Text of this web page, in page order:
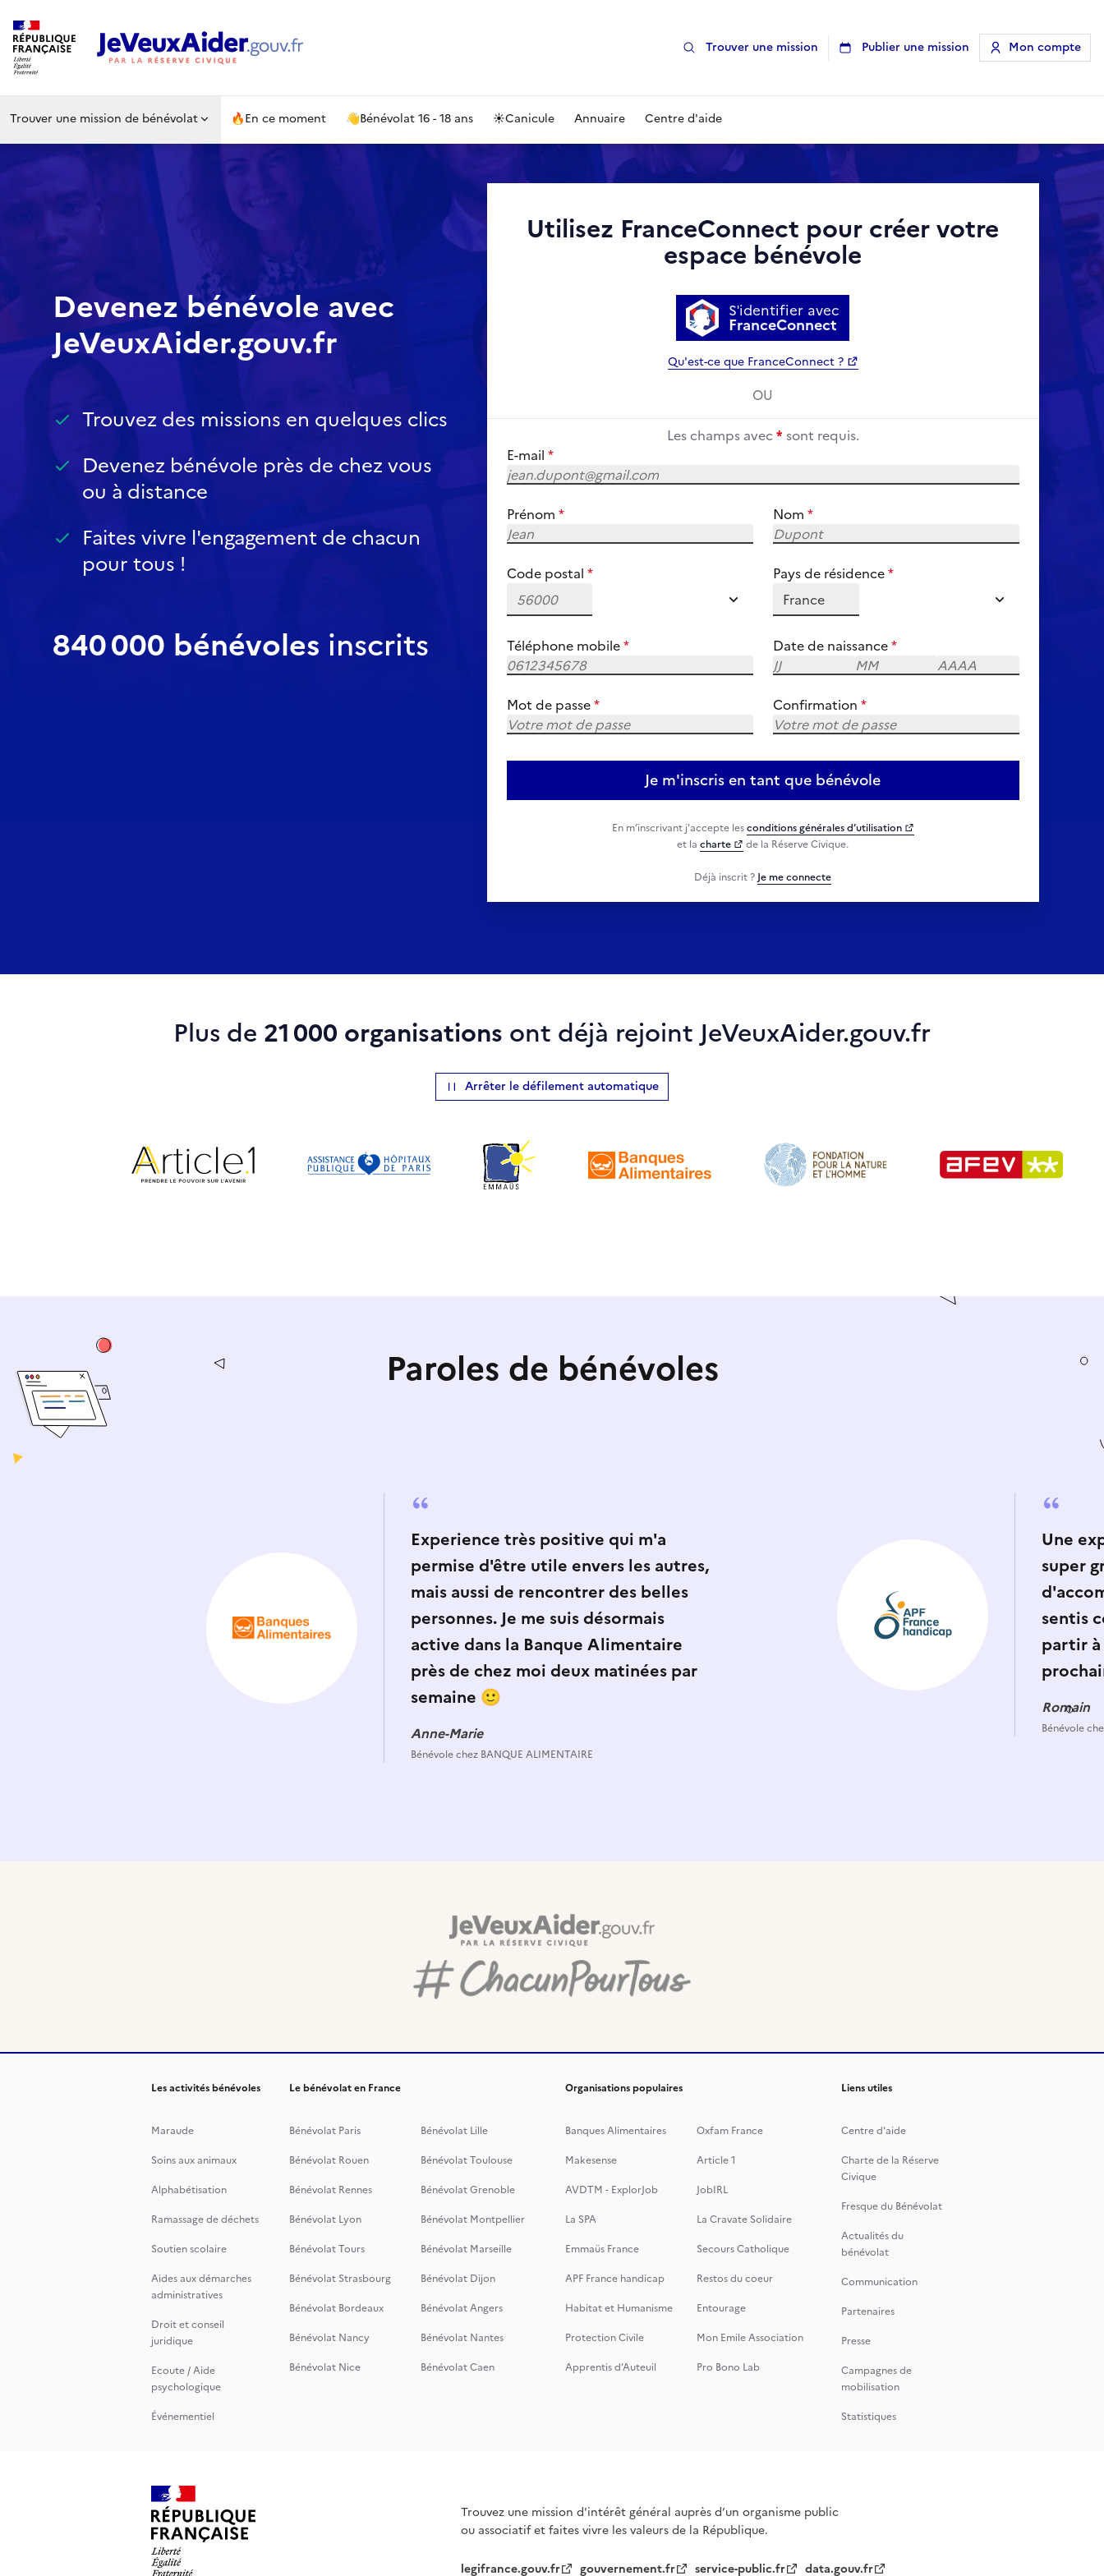
Trouver une mission Publier une mission Mon compte
Trouver une mission de bénévolat 🔥En ce moment 👋Bénévolat 16 - 18 ans ☀️Canicule Annuaire Centre d'aide
Devenez bénévole avec
JeVeuxAider.gouv.fr
Trouvez des missions en quelques clics
Devenez bénévole près de chez vous
ou à distance
Faites vivre l'engagement de chacun
pour tous !
840 000 bénévoles inscrits
Utilisez FranceConnect pour créer votre
espace bénévole
S'identifier avec
FranceConnect
Qu'est-ce que FranceConnect ?
OU
Les champs avec*sont requis.
E-mail *
Prénom * Nom *
Code postal *
56000
Pays de résidence*
France
option sélectionnée
Téléphone mobile* Date de naissance*
Mot de passe* Confirmation *
Je m'inscris en tant que bénévole
En m’inscrivant j'accepte lesconditions générales d’utilisation
et lacharte de la Réserve Civique.
Déjà inscrit ?Je me connecte
Plus de 21 000 organisations ont déjà rejoint JeVeuxAider.gouv.fr
Arrêter le défilement automatique
Paroles de bénévoles
Experience très positive qui m'a
permise d'être utile envers les autres,
mais aussi de rencontrer des belles
personnes. Je me suis désormais
active dans la Banque Alimentaire
près de chez moi deux matinées par
semaine 🙂
Anne-Marie
Bénévole chez BANQUE ALIMENTAIRE
Une
super
sentis
partir à
Romain
Bénévole
Les activités bénévoles
Maraude
Soins aux animaux
Alphabétisation
Ramassage de déchets
Soutien scolaire
Aides aux démarches
administratives
Droit et conseil
juridique
Ecoute / Aide
psychologique
Événementiel
Le bénévolat en France
Bénévolat Paris
Bénévolat Lille
Bénévolat Rouen
Bénévolat Toulouse
Bénévolat Rennes
Bénévolat Grenoble
Bénévolat Lyon
Bénévolat Montpellier
Bénévolat Tours
Bénévolat Marseille
Bénévolat Strasbourg
Bénévolat Dijon
Bénévolat Bordeaux
Bénévolat Angers
Bénévolat Nancy
Bénévolat Nantes
Bénévolat Nice
Bénévolat Caen
Organisations populaires
Banques Alimentaires
Oxfam France
Makesense
Article 1
AVDTM - ExplorJob
JobIRL
La SPA
La Cravate Solidaire
Emmaüs France
Secours Catholique
APF France handicap
Restos du coeur
Habitat et Humanisme
Entourage
Protection Civile
Mon Emile Association
Apprentis d’Auteuil
Pro Bono Lab
Liens utiles
Centre d'aide
Charte de la Réserve
Civique
Fresque du Bénévolat
Actualités du
bénévolat
Communication
Partenaires
Presse
Campagnes de
mobilisation
Statistiques
Trouvez une mission d'intérêt général auprès d’un organisme public
ou associatif et faites vivre les valeurs de la République.
legifrance.gouv.fr gouvernement.fr service-public.fr data.gouv.fr